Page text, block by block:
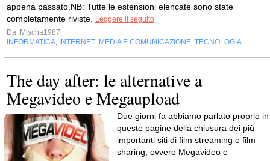
appena passato.NB: Tutte le estensioni elencate sono state
completamente riviste.
Leggere il seguito
Da Mischa1987
INFORMATICA
INTERNET MEDIA E COMUNICAZIONE TECNOLOGIA
The day after: le alternative a
Megavideo e Megaupload
Due giorni fa abbiamo parlato proprio in
queste pagine della chiusura dei più
importanti siti di film streaming e film
sharing, ovvero Megavideo e